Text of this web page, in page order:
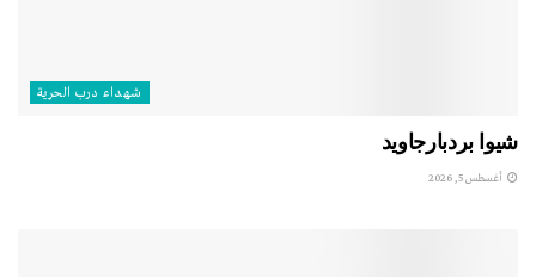
شهداء درب الحرية
شيوا بردبارجاويد
أغسطس 5, 2026